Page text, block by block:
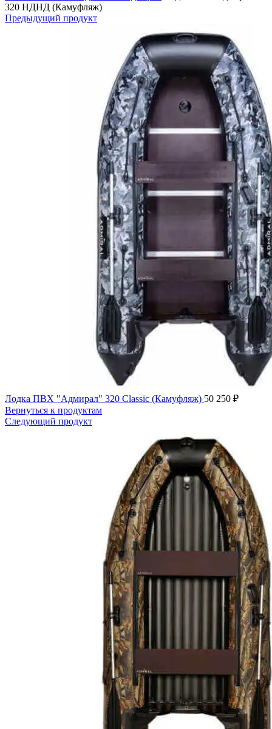
320 НДНД (Камуфляж)
Предыдущий продукт
Лодка ПВХ "Адмирал" 320 Classic (Камуфляж) 50 250 ₽
Вернуться к продуктам
Следующий продукт